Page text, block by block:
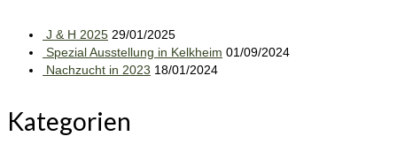
J & H 2025 29/01/2025
Spezial Ausstellung in Kelkheim 01/09/2024
Nachzucht in 2023 18/01/2024
Kategorien